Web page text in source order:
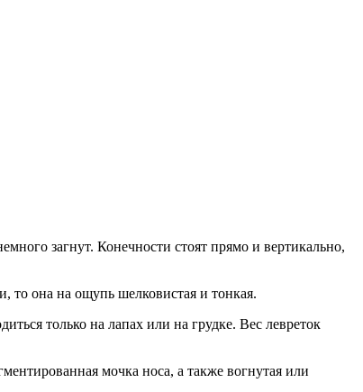
загнут. Конечности стоят прямо и вертикально,
то она на ощупь шелковистая и тонкая.
только на лапах или на грудке. Вес левреток
мочка носа, а также вогнутая или